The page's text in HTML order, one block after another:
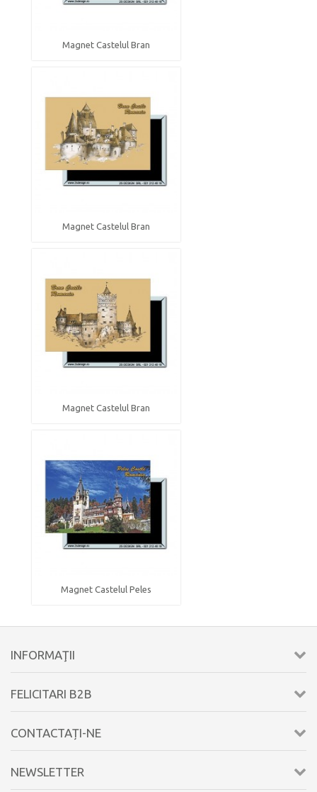
Magnet Castelul Bran
Magnet Castelul Bran
Magnet Castelul Bran
Magnet Castelul Peles
INFORMAŢII
FELICITARI B2B
CONTACTAȚI-NE
NEWSLETTER